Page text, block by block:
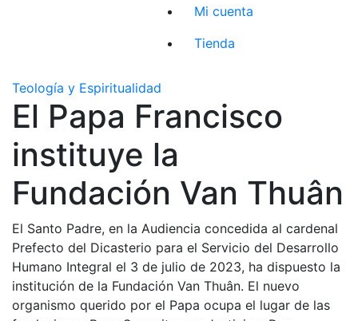
Mi cuenta
Tienda
Teología y Espiritualidad
El Papa Francisco
instituye la
Fundación Van Thuân
El Santo Padre, en la Audiencia concedida al cardenal
Prefecto del Dicasterio para el Servicio del Desarrollo
Humano Integral el 3 de julio de 2023, ha dispuesto la
institución de la Fundación Van Thuân. El nuevo
organismo querido por el Papa ocupa el lugar de las